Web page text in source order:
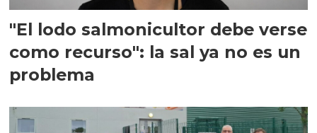
"El lodo salmonicultor debe verse
como recurso": la sal ya no es un
problema